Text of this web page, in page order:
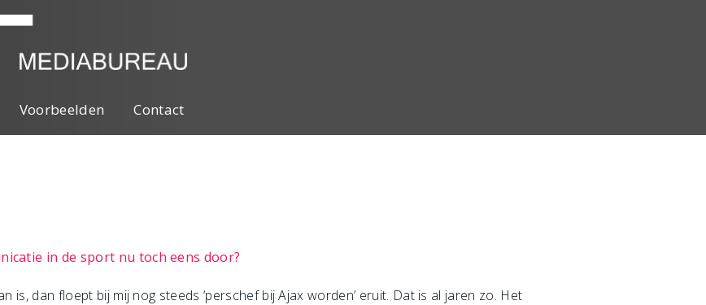
Voorbeelden Contact
in de sport nu toch eens door?
is, dan floept bij mij nog steeds ‘perschef bij Ajax worden’ eruit. Dat is al jaren zo. Het